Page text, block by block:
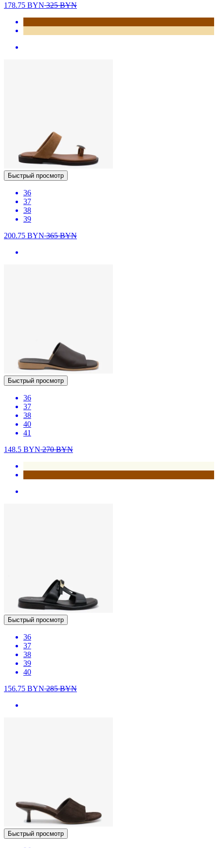
178.75 BYN325BYN
Быстрый просмотр
36
37
38
39
200.75 BYN365BYN
Быстрый просмотр
36
37
38
40
41
148.5 BYN270BYN
Быстрый просмотр
36
37
38
39
40
156.75 BYN285BYN
Быстрый просмотр